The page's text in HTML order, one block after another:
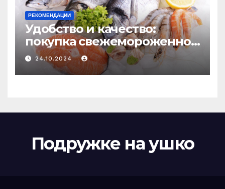
РЕКОМЕНДАЦИИ
Удобство и качество:
покупка свежемороженной
рыбы онлайн
24.10.2024
Подружке на ушко